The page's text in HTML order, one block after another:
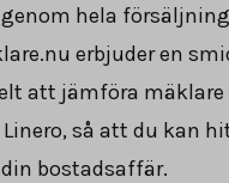
hela
erbjuder en
att jämföra mäklare
så att du kan
bostadsaffär.